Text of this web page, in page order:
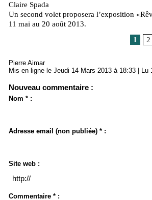
Claire Spada
Un second volet proposera l’exposition
11 mai au 20 août 2013.
1
2
Pierre Aimar
Mis en ligne le Jeudi 14 Mars 2013 à 18:33 | Lu
Nouveau commentaire :
Nom * :
Adresse email (non publiée) * :
Site web :
Commentaire * :